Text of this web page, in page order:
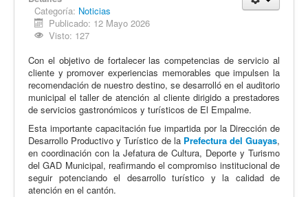
Categoría: Noticias
Publicado: 12 Mayo 2026
Visto: 127
Con el objetivo de fortalecer las competencias de servicio al
cliente y promover experiencias memorables que impulsen la
recomendación de nuestro destino, se desarrolló en el auditorio
municipal el taller de atención al cliente dirigido a prestadores
de servicios gastronómicos y turísticos de El Empalme.
Esta importante capacitación fue impartida por la Dirección de
Desarrollo Productivo y Turístico de la Prefectura del Guayas,
en coordinación con la Jefatura de Cultura, Deporte y Turismo
del GAD Municipal, reafirmando el compromiso institucional de
seguir potenciando el desarrollo turístico y la calidad de
atención en el cantón.